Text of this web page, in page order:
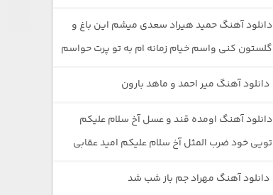
دانلود آهنگ حمید هیراد سعدی میشم این باغ و
گلستون کنی واسم خیام زمانه ام به تو پرت حواسم
دانلود آهنگ میر احمد و ماهد بارون
دانلود آهنگ اومده قند و عسل آخ سلام علیکم
تویی خود ضرب المثل آخ سلام علیکم امید عقابی
دانلود آهنگ مهراد جم باز شب شد